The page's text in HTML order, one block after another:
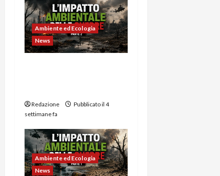
Ambiente ed Ecologia
News
Redazione
Pubblicato il 4
settimane fa
Ambiente ed Ecologia
News